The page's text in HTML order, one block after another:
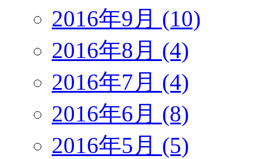
2016年9月 (10)
2016年8月 (4)
2016年7月 (4)
2016年6月 (8)
2016年5月 (5)